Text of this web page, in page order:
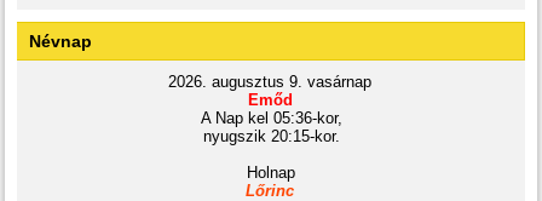
Névnap
2026. augusztus 9. vasárnap
Emőd
A Nap kel 05:36-kor,
nyugszik 20:15-kor.
Holnap
Lőrinc